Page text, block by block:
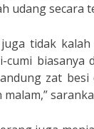
udang secara
juga tidak
cumi biasanya
zat
malam,”